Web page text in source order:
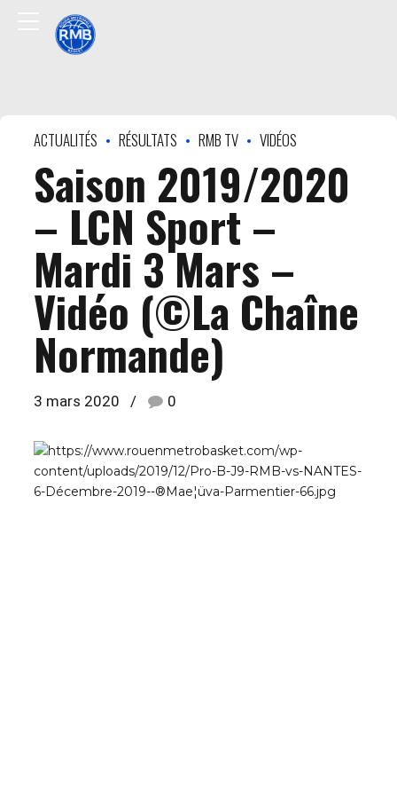
ACTUALITÉS RÉSULTATS RMB TV VIDÉOS
Saison 2019/2020
– LCN Sport –
Mardi 3 Mars –
Vidéo (©La Chaîne
Normande)
3 mars 2020 0